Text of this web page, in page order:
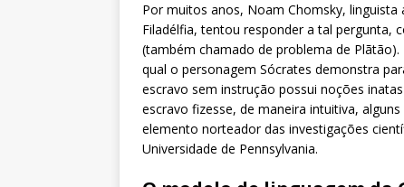
Por muitos anos, Noam Chomsky,
Filadélfia, tentou responder a tal pergunta,
(também chamado de problema de
qual o personagem Sócrates demonstra
escravo sem instrução possui noções
escravo fizesse, de maneira intuitiva,
elemento norteador das investigações
Universidade de Pennsylvania.